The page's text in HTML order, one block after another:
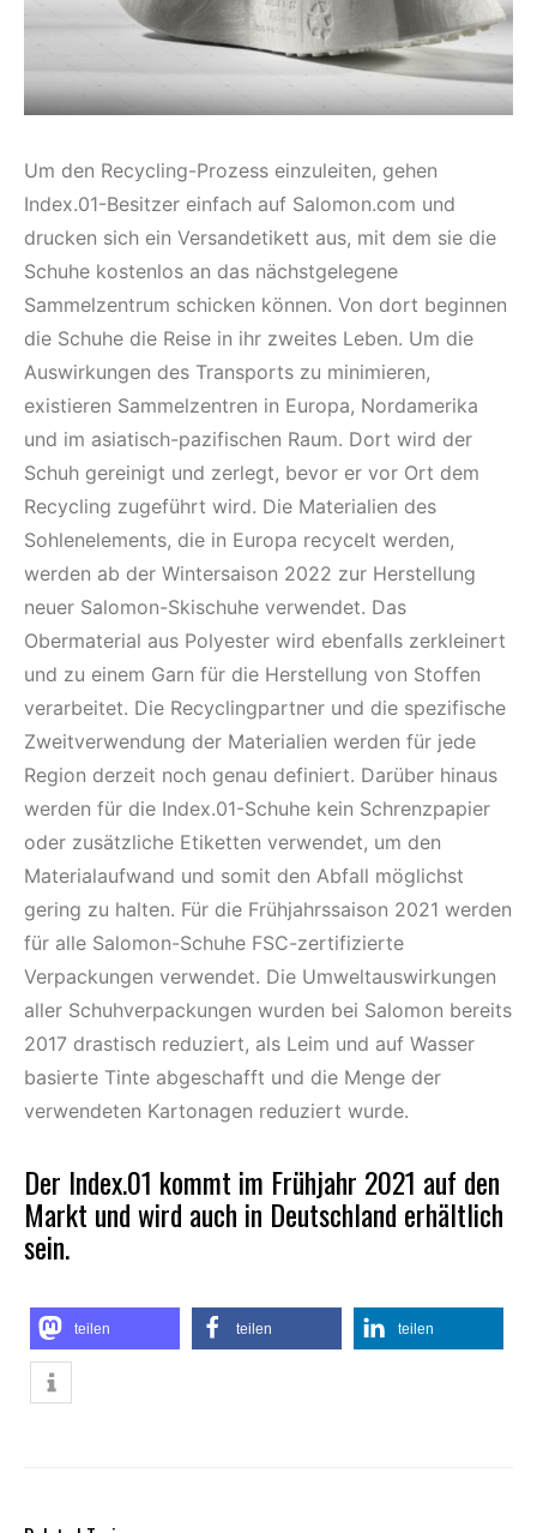
Um den Recycling-Prozess einzuleiten, gehen
Index.01-Besitzer einfach auf Salomon.com und
drucken sich ein Versandetikett aus, mit dem sie die
Schuhe kostenlos an das nächstgelegene
Sammelzentrum schicken können. Von dort beginnen
die Schuhe die Reise in ihr zweites Leben. Um die
Auswirkungen des Transports zu minimieren,
existieren Sammelzentren in Europa, Nordamerika
und im asiatisch-pazifischen Raum. Dort wird der
Schuh gereinigt und zerlegt, bevor er vor Ort dem
Recycling zugeführt wird. Die Materialien des
Sohlenelements, die in Europa recycelt werden,
werden ab der Wintersaison 2022 zur Herstellung
neuer Salomon-Skischuhe verwendet. Das
Obermaterial aus Polyester wird ebenfalls zerkleinert
und zu einem Garn für die Herstellung von Stoffen
verarbeitet. Die Recyclingpartner und die spezifische
Zweitverwendung der Materialien werden für jede
Region derzeit noch genau definiert. Darüber hinaus
werden für die Index.01-Schuhe kein Schrenzpapier
oder zusätzliche Etiketten verwendet, um den
Materialaufwand und somit den Abfall möglichst
gering zu halten. Für die Frühjahrssaison 2021 werden
für alle Salomon-Schuhe FSC-zertifizierte
Verpackungen verwendet. Die Umweltauswirkungen
aller Schuhverpackungen wurden bei Salomon bereits
2017 drastisch reduziert, als Leim und auf Wasser
basierte Tinte abgeschafft und die Menge der
verwendeten Kartonagen reduziert wurde.
Der Index.01 kommt im Frühjahr 2021 auf den
Markt und wird auch in Deutschland erhältlich
sein.
teilen teilen teilen